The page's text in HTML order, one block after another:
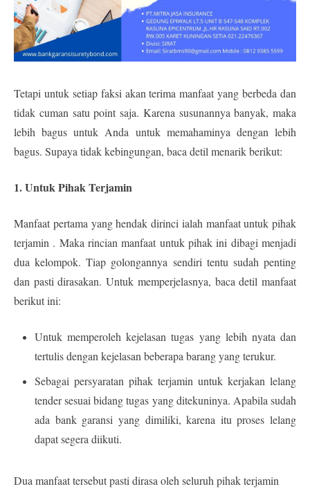
Tetapi untuk setiap faksi akan terima manfaat yang berbeda dan
tidak cuman satu point saja. Karena susunannya banyak, maka
lebih bagus untuk Anda untuk memahaminya dengan lebih
bagus. Supaya tidak kebingungan, baca detil menarik berikut:
1. Untuk Pihak Terjamin
Manfaat pertama yang hendak dirinci ialah manfaat untuk pihak
terjamin . Maka rincian manfaat untuk pihak ini dibagi menjadi
dua kelompok. Tiap golongannya sendiri tentu sudah penting
dan pasti dirasakan. Untuk memperjelasnya, baca detil manfaat
berikut ini:
Untuk memperoleh kejelasan tugas yang lebih nyata dan
tertulis dengan kejelasan beberapa barang yang terukur.
Sebagai persyaratan pihak terjamin untuk kerjakan lelang
tender sesuai bidang tugas yang ditekuninya. Apabila sudah
ada bank garansi yang dimiliki, karena itu proses lelang
dapat segera diikuti.
Dua manfaat tersebut pasti dirasa oleh seluruh pihak terjamin